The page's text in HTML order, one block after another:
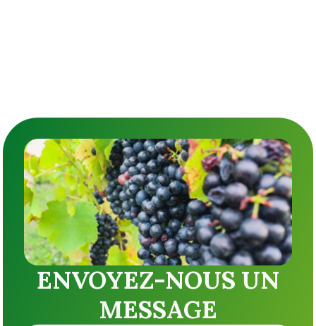
ENVOYEZ-NOUS UN
MESSAGE